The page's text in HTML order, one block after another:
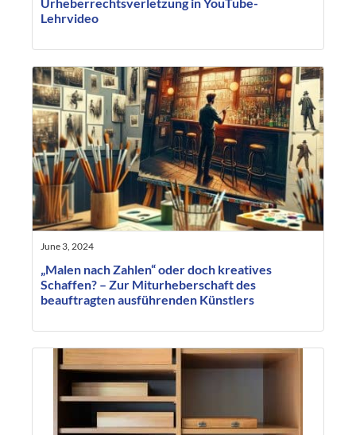
Lehrvideo
June 3, 2024
„Malen nach Zahlen“ oder doch kreatives
Schaffen? – Zur Miturheberschaft des
beauftragten ausführenden Künstlers